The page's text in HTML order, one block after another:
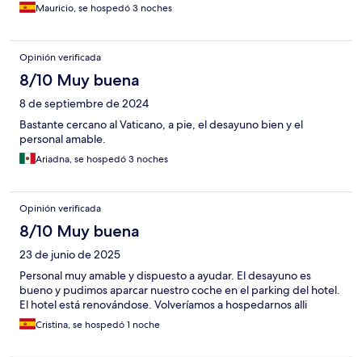
Mauricio, se hospedó 3 noches
Opinión verificada
8/10 Muy buena
8 de septiembre de 2024
Bastante cercano al Vaticano, a pie, el desayuno bien y el
personal amable.
Ariadna, se hospedó 3 noches
Opinión verificada
8/10 Muy buena
23 de junio de 2025
Personal muy amable y dispuesto a ayudar. El desayuno es
bueno y pudimos aparcar nuestro coche en el parking del hotel.
El hotel está renovándose. Volveríamos a hospedarnos alli
Cristina, se hospedó 1 noche